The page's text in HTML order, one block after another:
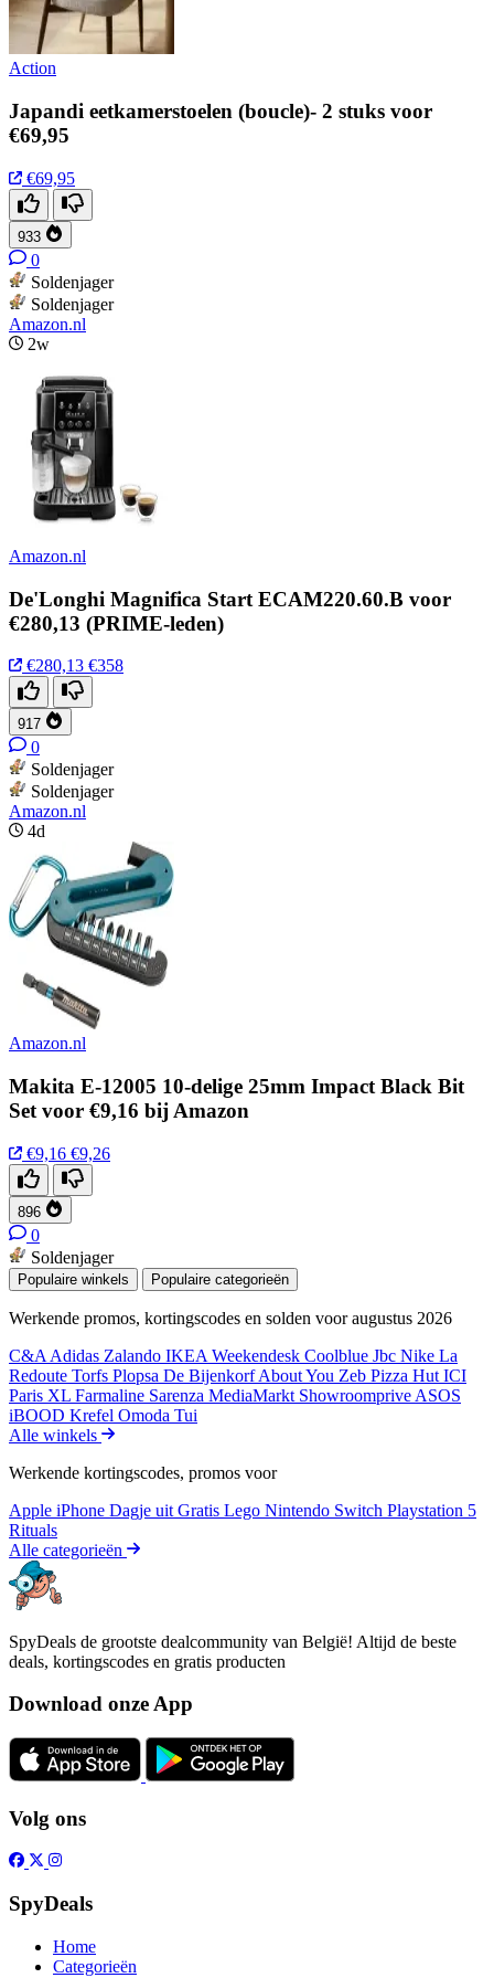
Action
Japandi eetkamerstoelen (boucle)- 2 stuks voor
€69,95
€69,95
933
0
Soldenjager
Soldenjager
Amazon.nl
2w
Amazon.nl
De'Longhi Magnifica Start ECAM220.60.B voor
€280,13 (PRIME-leden)
€280,13 €358
917
0
Soldenjager
Soldenjager
Amazon.nl
4d
Amazon.nl
Makita E-12005 10-delige 25mm Impact Black Bit
Set voor €9,16 bij Amazon
€9,16 €9,26
896
0
Soldenjager
Populaire winkels Populaire categorieën
Werkende promos, kortingscodes en solden voor augustus 2026
C&A Adidas Zalando IKEA Weekendesk Coolblue Jbc Nike La
Redoute Torfs Plopsa De BijenkorfAbout You Zeb Pizza Hut ICI
Paris XL Farmaline Sarenza MediaMarkt Showroomprive ASOS
iBOOD Krefel Omoda Tui
Alle winkels
Werkende kortingscodes, promos voor
Apple iPhone Dagje uit Gratis Lego Nintendo Switch Playstation 5
Rituals
Alle categorieën
SpyDeals de grootste dealcommunity van België! Altijd de beste
deals, kortingscodes en gratis producten
Download onze App
Volg ons
SpyDeals
Home
Categorieën